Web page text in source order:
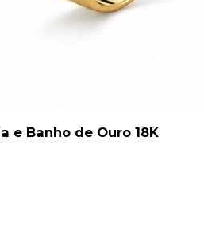
e Banho de Ouro 18K